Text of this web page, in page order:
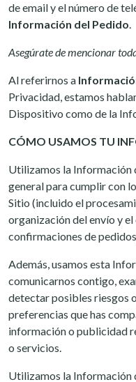
de email y el número de
Información del Pedido.
Asegúrate de mencionar
Al referirnos a
Privacidad, estamos
Dispositivo como de la
CÓMO USAMOS TU
Utilizamos la Información
general para cumplir con
Sitio (incluido el
organización del envío y
confirmaciones de
Además, usamos esta
comunicarnos contigo,
detectar posibles riesgos
preferencias que has
información o publicidad
o servicios.
Utilizamos la Información